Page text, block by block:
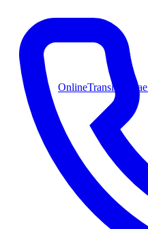
OnlineTranslation.ae